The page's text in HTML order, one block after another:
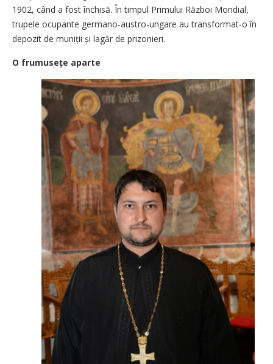
1902, când a fost închisă. În timpul Primului Război Mondial,
trupele ocupante germano-austro-ungare au transformat-o în
depozit de muniții și lagăr de prizonieri.
O frumusețe aparte